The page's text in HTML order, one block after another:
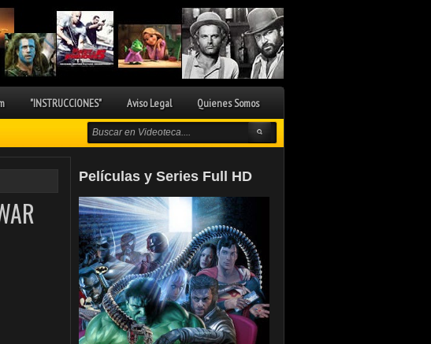
"INSTRUCCIONES" Aviso Legal Quienes Somos
Películas y Series Full HD